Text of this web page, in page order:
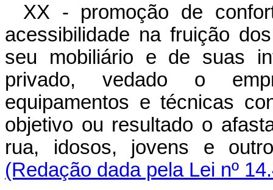
XX - promoção de
acessibilidade na fruição
seu mobiliário e de suas
privado, vedado o
equipamentos e técnicas
objetivo ou resultado o
rua, idosos, jovens e
(Redação dada pela Lei nº